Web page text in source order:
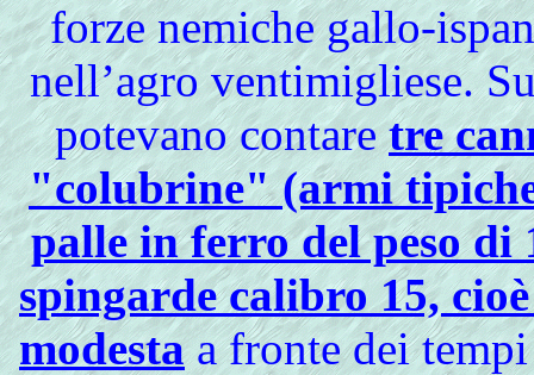
forze nemiche gallo-
nell’agro ventimigliese.
potevano contaretre
"colubrine" (armi
palle in ferro del peso
spingarde calibro 15,
modestaa fronte dei